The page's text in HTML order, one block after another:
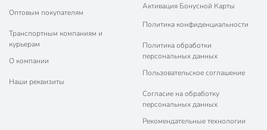
Оптовым покупателям
Транспортным компаниям и
курьерам
О компании
Наши реквизиты
Активация Бонусной Карты
Политика конфиденциальности
Политика обработки
персональных данных
Пользовательское соглашение
Согласие на обработку
персональных данных
Рекомендательные технологии